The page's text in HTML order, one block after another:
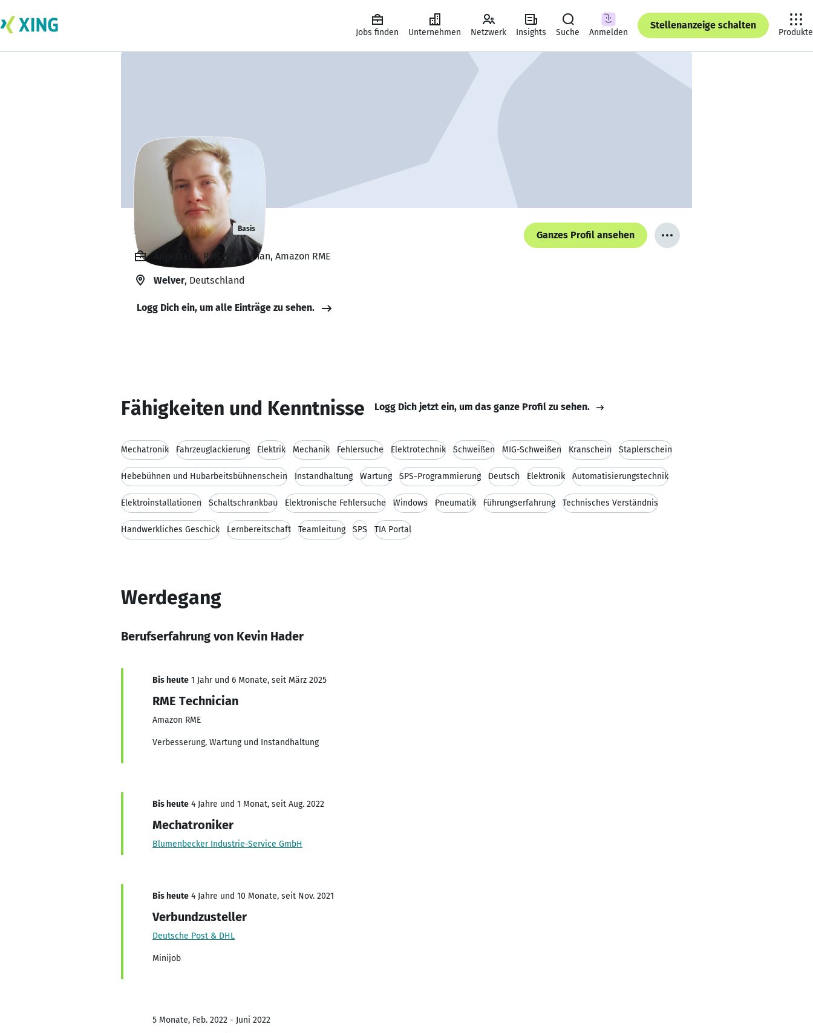
Jobs finden Unternehmen Netzwerk Insights Suche Anmelden
Stellenanzeige schalten
Produkte
Kevin Hader Basis
Ganzes Profil ansehen
Angestellt, RME Technician, Amazon RME
Welver, Deutschland
Logg Dich ein, um alle Einträge zu sehen.
Fähigkeiten und Kenntnisse Logg Dich jetzt ein, um das ganze Profil zu sehen.
Mechatronik Fahrzeuglackierung Elektrik Mechanik Fehlersuche Elektrotechnik Schweißen MIG-Schweißen Kranschein Staplerschein
Hebebühnen und Hubarbeitsbühnenschein Instandhaltung Wartung SPS-Programmierung Deutsch Elektronik Automatisierungstechnik
Elektroinstallationen Schaltschrankbau Elektronische Fehlersuche Windows Pneumatik Führungserfahrung Technisches Verständnis
Handwerkliches Geschick Lernbereitschaft Teamleitung SPS TIA Portal
Werdegang
Berufserfahrung von Kevin Hader
Bis heute 1 Jahr und 6 Monate, seit März 2025
RME Technician
Amazon RME
Verbesserung, Wartung und Instandhaltung
Bis heute 4 Jahre und 1 Monat, seit Aug. 2022
Mechatroniker
Blumenbecker Industrie-Service GmbH
Bis heute 4 Jahre und 10 Monate, seit Nov. 2021
Verbundzusteller
Deutsche Post & DHL
Minijob
5 Monate, Feb. 2022 - Juni 2022